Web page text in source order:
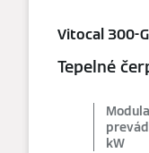
Vitocal 300-G
Tepelné
kW